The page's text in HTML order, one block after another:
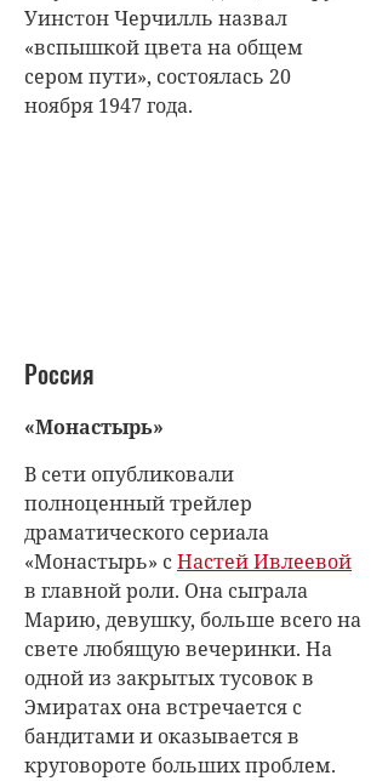
Уинстон Черчилль назвал
«вспышкой цвета на общем
сером пути», состоялась 20
ноября 1947 года.
Россия
«Монастырь»
В сети опубликовали
полноценный трейлер
драматического сериала
«Монастырь» сНастей Ивлеевой
в главной роли. Она сыграла
Марию, девушку, больше всего на
свете любящую вечеринки. На
одной из закрытых тусовок в
Эмиратах она встречается с
бандитами и оказывается в
круговороте больших проблем.